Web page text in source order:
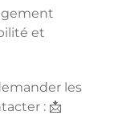
et
les
: 📩